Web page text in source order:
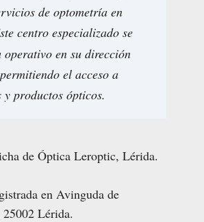
de optometría en
centro especializado se
operativo en su dirección
el acceso a
y productos ópticos.
de Óptica Leroptic, Lérida.
en Avinguda de
Lérida.